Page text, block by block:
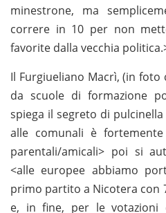
minestrone, ma
correre in 10 per non
favorite dalla vecchia
Il Furgiueliano Macrì, (in foto
da scuole di formazione
spiega il segreto di
alle comunali è
parentali/amicali> poi si
<alle europee abbiamo
primo partito a Nicotera con
e, in fine, per le votazioni